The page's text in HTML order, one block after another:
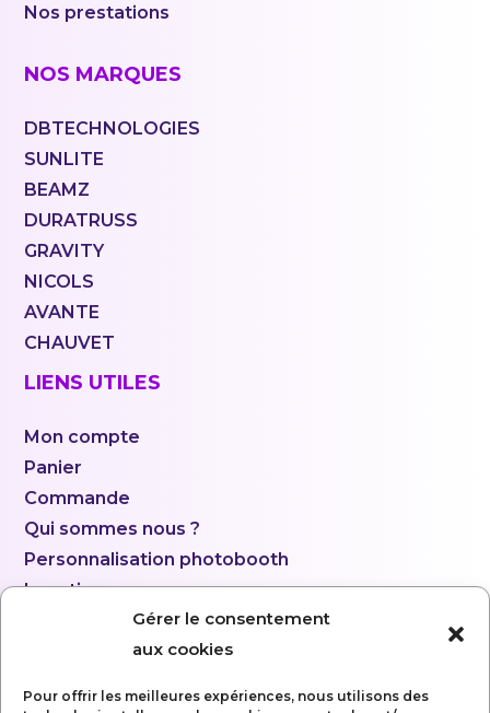
Gérer le consentement
aux cookies
Pour offrir les meilleures expériences, nous utilisons des
Nos prestations
NOS MARQUES
DBTECHNOLOGIES
SUNLITE
BEAMZ
DURATRUSS
GRAVITY
NICOLS
AVANTE
CHAUVET
LIENS UTILES
Mon compte
Panier
Commande
Qui sommes nous ?
Personnalisation photobooth
Location